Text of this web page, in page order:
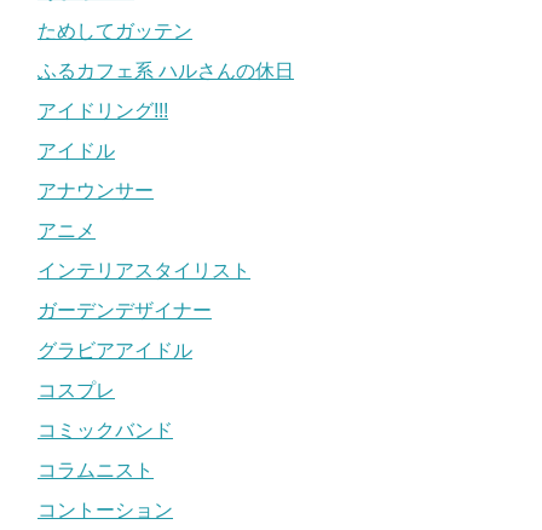
ためしてガッテン
ふるカフェ系 ハルさんの休日
アイドリング!!!
アイドル
アナウンサー
アニメ
インテリアスタイリスト
ガーデンデザイナー
グラビアアイドル
コスプレ
コミックバンド
コラムニスト
コントーション